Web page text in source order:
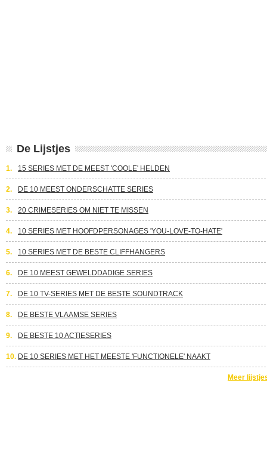
De Lijstjes
1. 15 SERIES MET DE MEEST 'COOLE' HELDEN
2. DE 10 MEEST ONDERSCHATTE SERIES
3. 20 CRIMESERIES OM NIET TE MISSEN
4. 10 SERIES MET HOOFDPERSONAGES 'YOU-LOVE-TO-HATE'
5. 10 SERIES MET DE BESTE CLIFFHANGERS
6. DE 10 MEEST GEWELDDADIGE SERIES
7. DE 10 TV-SERIES MET DE BESTE SOUNDTRACK
8. DE BESTE VLAAMSE SERIES
9. DE BESTE 10 ACTIESERIES
10. DE 10 SERIES MET HET MEESTE 'FUNCTIONELE' NAAKT
Meer